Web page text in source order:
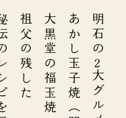
明石の
2
大グルメ
大黒堂の福玉焼
祖父の残した
を元に